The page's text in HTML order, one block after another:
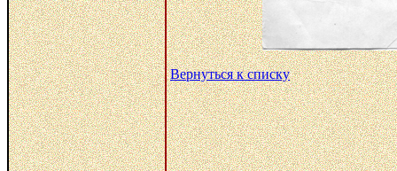
Вернуться к списку